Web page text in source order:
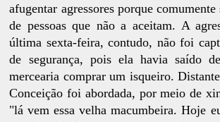
afugentar agressores porque
de pessoas que não a aceitam. A
última sexta-feira, contudo, não foi
de segurança, pois ela havia saído
mercearia comprar um isqueiro.
Conceição foi abordada, por meio de
"lá vem essa velha macumbeira. Hoje